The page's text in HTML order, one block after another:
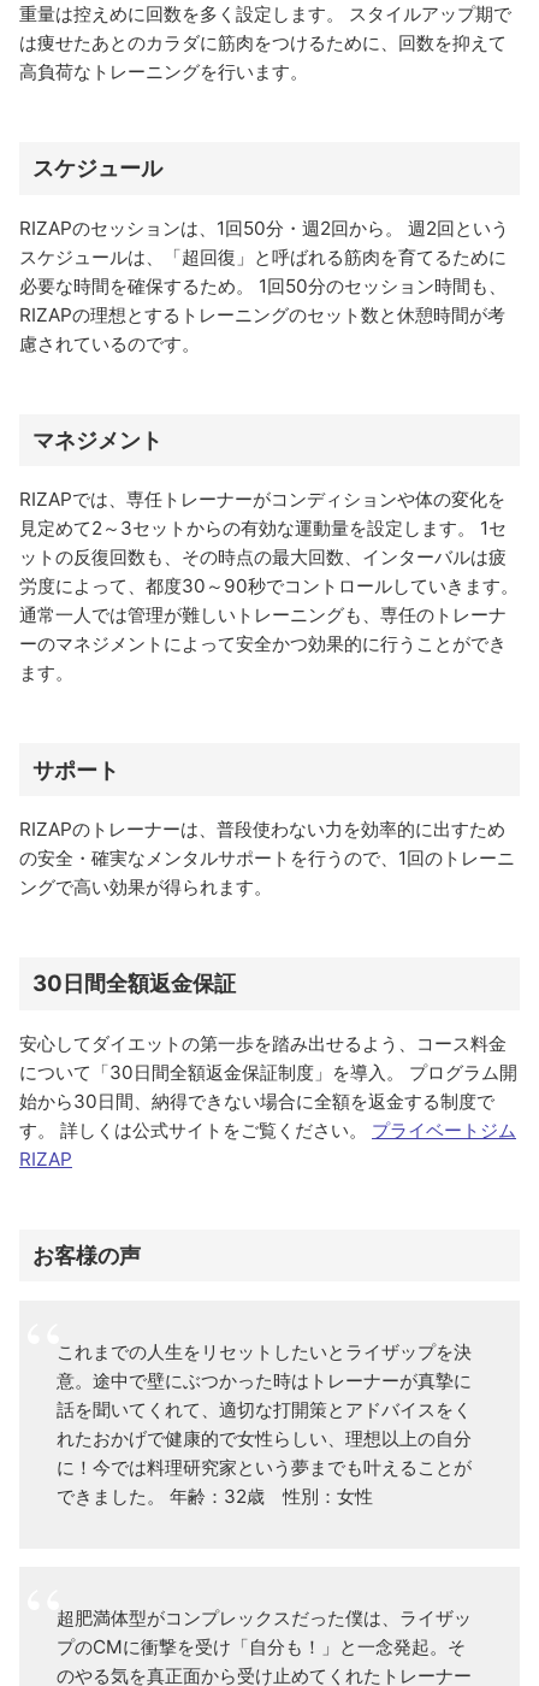
重量は控えめに回数を多く設定します。 スタイルアップ期で
は痩せたあとのカラダに筋肉をつけるために、回数を抑えて
高負荷なトレーニングを行います。
スケジュール
RIZAPのセッションは、1回50分・週2回から。 週2回という
スケジュールは、「超回復」と呼ばれる筋肉を育てるために
必要な時間を確保するため。 1回50分のセッション時間も、
RIZAPの理想とするトレーニングのセット数と休憩時間が考
慮されているのです。
マネジメント
RIZAPでは、専任トレーナーがコンディションや体の変化を
見定めて2～3セットからの有効な運動量を設定します。 1セ
ットの反復回数も、その時点の最大回数、インターバルは疲
労度によって、都度30～90秒でコントロールしていきます。
通常一人では管理が難しいトレーニングも、専任のトレーナ
ーのマネジメントによって安全かつ効果的に行うことができ
ます。
サポート
RIZAPのトレーナーは、普段使わない力を効率的に出すため
の安全・確実なメンタルサポートを行うので、1回のトレーニ
ングで高い効果が得られます。
30日間全額返金保証
安心してダイエットの第一歩を踏み出せるよう、コース料金
について「30日間全額返金保証制度」を導入。 プログラム開
始から30日間、納得できない場合に全額を返金する制度で
す。 詳しくは公式サイトをご覧ください。 プライベートジム
RIZAP
お客様の声
これまでの人生をリセットしたいとライザップを決
意。途中で壁にぶつかった時はトレーナーが真摯に
話を聞いてくれて、適切な打開策とアドバイスをく
れたおかげで健康的で女性らしい、理想以上の自分
に！今では料理研究家という夢までも叶えることが
できました。 年齢：32歳 性別：女性
超肥満体型がコンプレックスだった僕は、ライザッ
プのCMに衝撃を受け「自分も！」と一念発起。そ
のやる気を真正面から受け止めてくれたトレーナー